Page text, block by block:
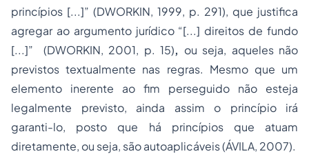
princípios [...]” (DWORKIN, 1999, p. 291), que justifica
agregar ao argumento jurídico “[...] direitos de fundo
[...]” (DWORKIN, 2001, p. 15), ou seja, aqueles não
previstos textualmente nas regras. Mesmo que um
elemento inerente ao fim perseguido não esteja
legalmente previsto, ainda assim o princípio irá
garanti-lo, posto que há princípios que atuam
diretamente, ou seja, são autoaplicáveis (ÁVILA, 2007).